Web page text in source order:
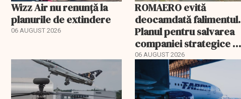
Wizz Air nu renunță la
planurile de extindere
06 AUGUST 2026
ROMAERO evită
deocamdată falimentul.
Planul pentru salvarea
companiei strategice a
fost confirmat
06 AUGUST 2026